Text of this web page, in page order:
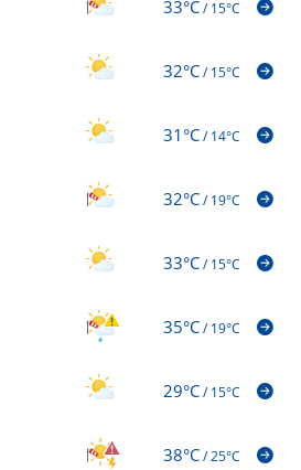
33°C/15°C
32°C/15°C
31°C/14°C
32°C/19°C
33°C/15°C
35°C/19°C
29°C/15°C
38°C/25°C